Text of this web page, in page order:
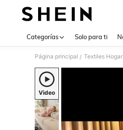
Categorías Solo para ti
Página principal / Textiles Hogar
Video